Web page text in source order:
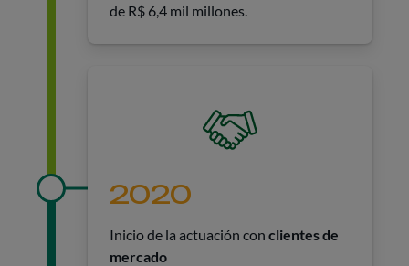
de R$ 6,4 mil millones.
2020
Inicio de la actuación con clientes de
mercado